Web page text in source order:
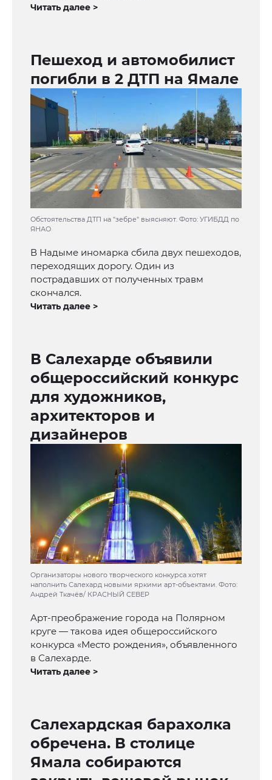
Читать далее >
Пешеход и автомобилист
погибли в 2 ДТП на Ямале
Обстоятельства ДТП на "зебре" выясняют. Фото: УГИБДД по
ЯНАО
В Надыме иномарка сбила двух пешеходов,
переходящих дорогу. Один из
пострадавших от полученных травм
скончался.
Читать далее >
В Салехарде объявили
общероссийский конкурс
для художников,
архитекторов и
дизайнеров
Организаторы нового творческого конкурса хотят
наполнить Салехард новыми яркими арт-объектами. Фото:
Андрей Ткачёв/ КРАСНЫЙ СЕВЕР
Арт-преображение города на Полярном
круге — такова идея общероссийского
конкурса «Место рождения», объявленного
в Салехарде.
Читать далее >
Салехардская барахолка
обречена. В столице
Ямала собираются